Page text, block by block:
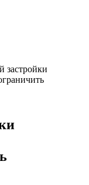
застройки